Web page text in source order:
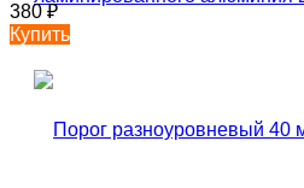
380₽
Купить